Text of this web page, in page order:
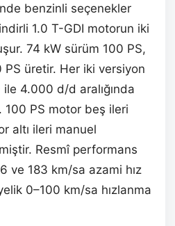
benzinli seçenekler
1.0 T-GDI motorun iki
74 kW sürüm 100 PS,
PS üretir. Her iki versiyon
4.000 d/d aralığında
100 PS motor beş ileri
altı ileri manuel
Resmî performans
ve 183 km/sa azami hız
0–100 km/sa hızlanma